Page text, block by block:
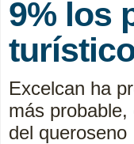
9% los
Excelcan ha
más
del queroseno